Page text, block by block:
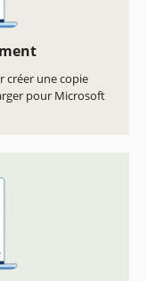
créer une copie
pour Microsoft